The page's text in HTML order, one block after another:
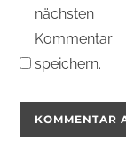
nächsten
Kommentar
speichern.